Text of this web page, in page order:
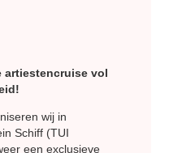
artiestencruise vol
wij in
Schiff (TUI
een exclusieve